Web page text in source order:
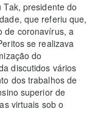
presidente do
que referiu que,
de coronavírus, a
se realizava
do
discutidos vários
dos trabalhos de
superior de
virtuais sob o